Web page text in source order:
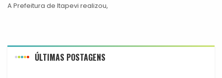
A Prefeitura de Itapevi realizou,
ÚLTIMAS POSTAGENS